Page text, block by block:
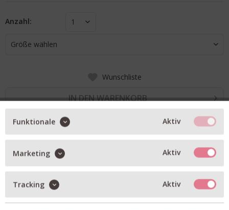
Anzahl: 1
Größe wählen
Wunschliste
IN DEN WARENKORB
BESCHREIBUNG
Crew Neck Pulli in ivory
weiter Raglan-Arm
relaxed Fit
Artikel-Nr.:
C96834-98C-22-285.1
Funktionale Aktiv
Marketing Aktiv
Tracking Aktiv